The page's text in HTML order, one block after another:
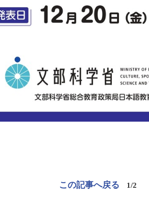
この記事へ戻る 1/2